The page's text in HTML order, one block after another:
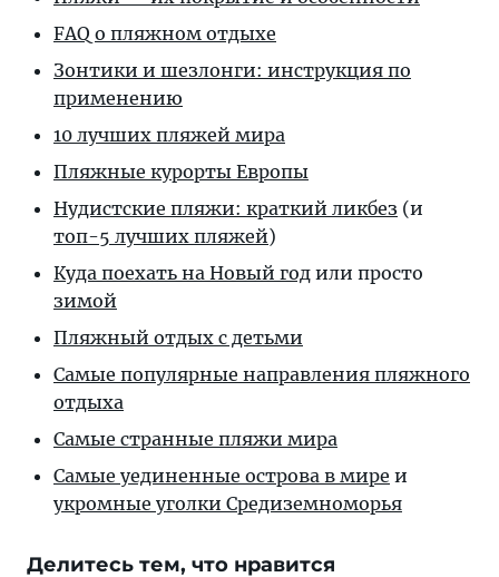
FAQ о пляжном отдыхе
Зонтики и шезлонги: инструкция по
применению
10 лучших пляжей мира
Пляжные курорты Европы
Нудистские пляжи: краткий ликбез (и
топ-5 лучших пляжей)
Куда поехать на Новый год или просто
зимой
Пляжный отдых с детьми
Самые популярные направления пляжного
отдыха
Самые странные пляжи мира
Самые уединенные острова в мире и
укромные уголки Средиземноморья
Делитесь тем, что нравится